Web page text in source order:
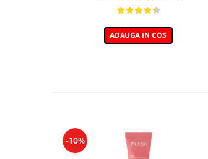
ADAUGA IN COS
-10%